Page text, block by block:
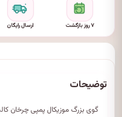
۷ روز بازگشت ارسال رایگان
توضیحات
گوی بزرگ موزیکال پمپی چرخان